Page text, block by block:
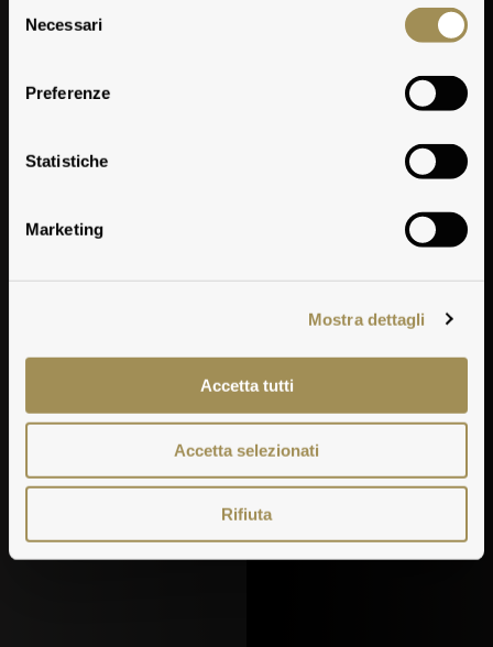
delNecessari
Preferenze
Statistiche
Marketing
Mostra dettagli
Accetta tutti
Accetta selezionati
Rifiuta
Vineyards, Research
and Development,